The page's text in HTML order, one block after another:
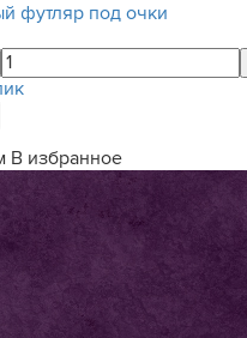
футляр под очки
В избранное